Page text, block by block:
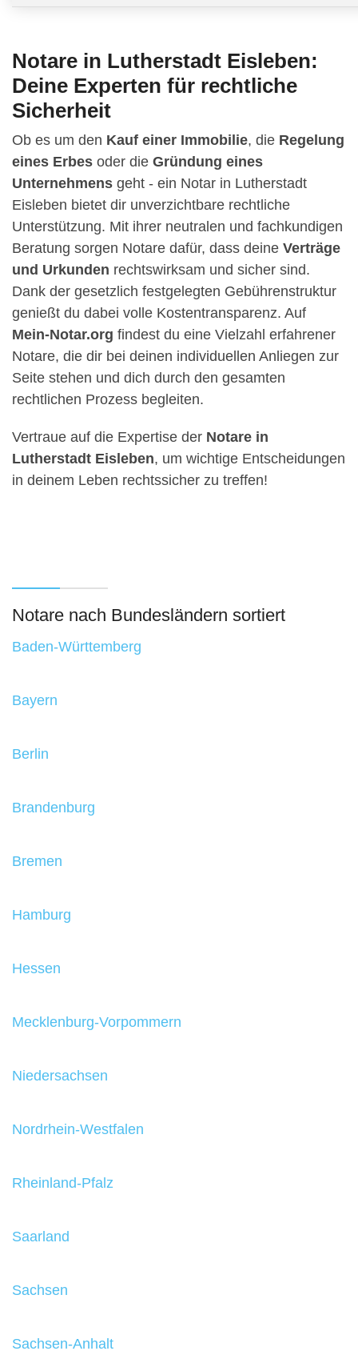
Notare in Lutherstadt Eisleben:
Deine Experten für rechtliche
Sicherheit
Ob es um den Kauf einer Immobilie, die Regelung
eines Erbes oder die Gründung eines
Unternehmens geht - ein Notar in Lutherstadt
Eisleben bietet dir unverzichtbare rechtliche
Unterstützung. Mit ihrer neutralen und fachkundigen
Beratung sorgen Notare dafür, dass deine Verträge
und Urkunden rechtswirksam und sicher sind.
Dank der gesetzlich festgelegten Gebührenstruktur
genießt du dabei volle Kostentransparenz. Auf
Mein-Notar.org findest du eine Vielzahl erfahrener
Notare, die dir bei deinen individuellen Anliegen zur
Seite stehen und dich durch den gesamten
rechtlichen Prozess begleiten.
Vertraue auf die Expertise der Notare in
Lutherstadt Eisleben, um wichtige Entscheidungen
in deinem Leben rechtssicher zu treffen!
Notare nach Bundesländern sortiert
Baden-Württemberg
Bayern
Berlin
Brandenburg
Bremen
Hamburg
Hessen
Mecklenburg-Vorpommern
Niedersachsen
Nordrhein-Westfalen
Rheinland-Pfalz
Saarland
Sachsen
Sachsen-Anhalt